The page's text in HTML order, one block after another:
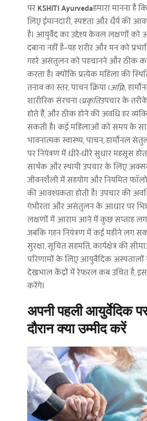
पर KSHITI Ayurvedaहमारा मानना है
लिए ईमानदारी, स्पष्टता और धैर्य की
है। आयुर्वेद का उद्देश्य केवल लक्षणों को
दबाना नहीं है—यह शरीर और मन को
गहरे असंतुलन को पहचानने और ठीक
करता है। क्योंकि प्रत्येक महिला की
तनाव का स्तर, पाचन क्रिया (अग्नि),
शारीरिक संरचना (प्रकृतिउपचार के
होते हैं, और ठीक होने की अवधि हर
सकती है। कई महिलाओं को समय के साथ
भावनात्मक स्वास्थ्य, पाचन, हार्मोनल
पर नियंत्रण में धीरे-धीरे सुधार महसूस
सार्थक और स्थायी उपचार के लिए
जीवनशैली में सहयोग और नियमित
की आवश्यकता होती है। उपचार की
गंभीरता और असंतुलन के आधार पर भिन्न
लक्षणों में आराम आने में कुछ सप्ताह
जबकि गहन नियंत्रण में कई महीने लग
सुरक्षा, सूचित सहमति, कार्यक्षेत्र की
परिणामों के लिए आयुर्वेदिक
देखभाल केंद्रों में रेफरल कब उचित है, इस
करेंगे।
अपनी पहली आयुर्वेदिक
दौरान क्या उम्मीद करें